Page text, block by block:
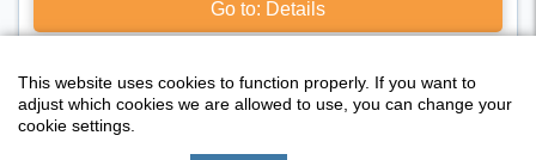
Go to: Details
This website uses cookies to function properly. If you want to
adjust which cookies we are allowed to use, you can change your
cookie settings.